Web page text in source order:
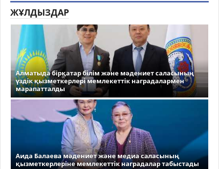
ЖҰЛДЫЗДАР
Алматыда бірқатар білім және мәдениет саласының
үздік қызметкерлері мемлекеттік наградалармен
марапатталды
Аида Балаева мәдениет және медиа саласының
қызметкерлеріне мемлекеттік наградалар табыстады